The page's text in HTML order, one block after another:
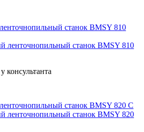
станок BMSY 810
консультанта
станок BMSY 820 C